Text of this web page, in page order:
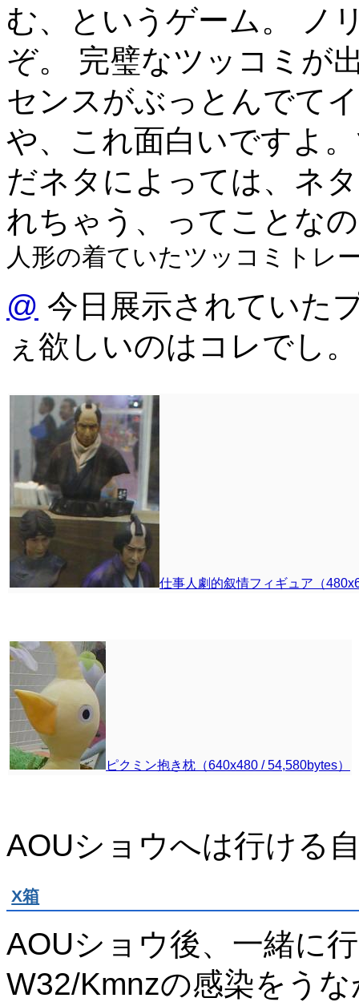
む、というゲーム。 ノ
ぞ。 完璧なツッコミが
センスがぶっとんでて
や、これ面白いですよ
だネタによっては、ネ
れちゃう、ってことなの
人形の着ていたツッコミトレ
@ 今日展示されていた
ぇ欲しいのはコレでし。
仕事人劇的叙情フィギュア（
ピクミン抱き枕（640x480 / 54,580bytes）
AOUショウへは行ける
X箱
AOUショウ後、一緒に
W32/Kmnzの感染をう